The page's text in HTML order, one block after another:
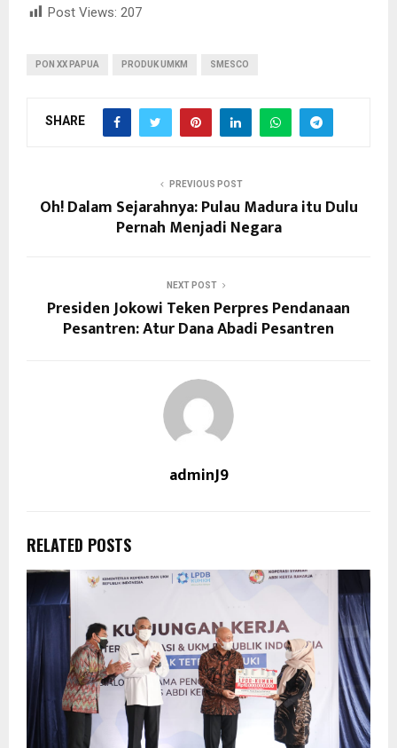
Post Views: 207
PON XX PAPUA PRODUK UMKM SMESCO
SHARE
PREVIOUS POST
Oh! Dalam Sejarahnya: Pulau Madura itu Dulu
Pernah Menjadi Negara
NEXT POST
Presiden Jokowi Teken Perpres Pendanaan
Pesantren: Atur Dana Abadi Pesantren
adminJ9
RELATED POSTS